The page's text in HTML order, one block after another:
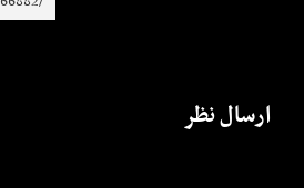
ارسال نظر